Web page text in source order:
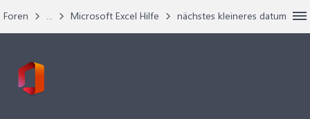
Foren ... Microsoft Excel Hilfe nächstes kleineres datum